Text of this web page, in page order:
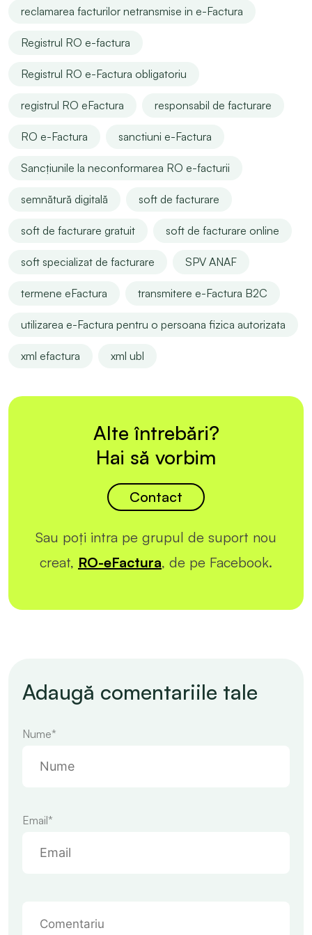
reclamarea facturilor netransmise in e-Factura
Registrul RO e-factura
Registrul RO e-Factura obligatoriu
registrul RO eFactura responsabil de facturare
RO e-Factura sanctiuni e-Factura
Sancțiunile la neconformarea RO e-facturii
semnătură digitală soft de facturare
soft de facturare gratuit soft de facturare online
soft specializat de facturare SPV ANAF
termene eFactura transmitere e-Factura B2C
utilizarea e-Factura pentru o persoana fizica autorizata
xml efactura xml ubl
Alte întrebări?
Hai să vorbim
Contact
Sau poți intra pe grupul de suport nou
creat, RO-eFactura, de pe Facebook.
Adaugă comentariile tale
Nume*
Email*